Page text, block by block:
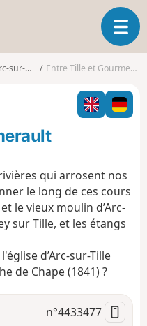
O
u
i
r
l
v
i
g
a
sur-Tille Entre Tille et Gourmerault
qui arrosent nos
le long de ces cours
le vieux moulin d’Arc-
sur Tille, et les étangs
d’Arc-sur-Tille
de Chape (1841) ?
n°4433477